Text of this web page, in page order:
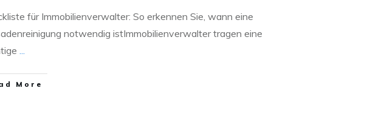
für Immobilienverwalter: So erkennen Sie, wann eine
notwendig istImmobilienverwalter tragen eine
...
More